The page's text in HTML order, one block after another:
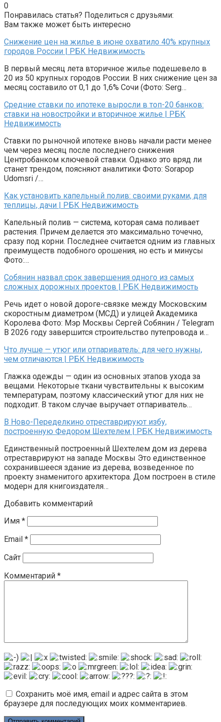
0
Понравилась статья? Поделиться с друзьями:
Вам также может быть интересно
Снижение цен на жилье в июне охватило 40% крупных
городов России | РБК Недвижимость
В первый месяц лета вторичное жилье подешевело в
20 из 50 крупных городов России. В них снижение цен за
месяц составило от 0,1 до 1,6% Сочи (Фото: Serg…
Средние ставки по ипотеке выросли в топ-20 банков:
ставки на новостройки и вторичное жилье | РБК
Недвижимость
Ставки по рыночной ипотеке вновь начали расти менее
чем через месяц после последнего снижения
Центробанком ключевой ставки. Однако это вряд ли
станет трендом, поясняют аналитики Фото: Sorapop
Udomsri /…
Как установить капельный полив: своими руками, для
теплицы, дачи | РБК Недвижимость
Капельный полив — система, которая сама поливает
растения. Причем делается это максимально точечно,
сразу под корни. Последнее считается одним из главных
преимуществ подобного орошения, но есть и минусы
Фото:…
Собянин назвал срок завершения одного из самых
сложных дорожных проектов | РБК Недвижимость
Речь идет о новой дороге-связке между Московским
скоростным диаметром (МСД) и улицей Академика
Королева Фото: Мэр Москвы Сергей Собянин / Telegram
В 2026 году завершится строительство путепровода и…
Что лучше — утюг или отпариватель: для чего нужны,
чем отличаются | РБК Недвижимость
Глажка одежды — один из основных этапов ухода за
вещами. Некоторые ткани чувствительны к высоким
температурам, поэтому классический утюг для них не
подходит. В таком случае выручает отпариватель…
В Ново-Переделкино отреставрируют избу,
построенную Федором Шехтелем | РБК Недвижимость
Единственный построенный Шехтелем дом из дерева
отреставрируют на западе Москвы Это единственное
сохранившееся здание из дерева, возведенное по
проекту знаменитого архитектора. Дом построен в стиле
модерн для книгоиздателя…
Добавить комментарий
Имя *
Email *
Сайт
Комментарий *
Сохранить моё имя, email и адрес сайта в этом
браузере для последующих моих комментариев.